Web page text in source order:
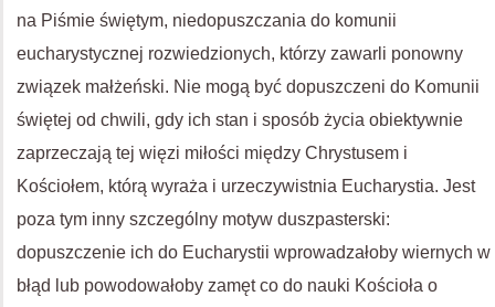
na Piśmie świętym, niedopuszczania do komunii
eucharystycznej rozwiedzionych, którzy zawarli ponowny
związek małżeński. Nie mogą być dopuszczeni do Komunii
świętej od chwili, gdy ich stan i sposób życia obiektywnie
zaprzeczają tej więzi miłości między Chrystusem i
Kościołem, którą wyraża i urzeczywistnia Eucharystia. Jest
poza tym inny szczególny motyw duszpasterski:
dopuszczenie ich do Eucharystii wprowadzałoby wiernych w
błąd lub powodowałoby zamęt co do nauki Kościoła o